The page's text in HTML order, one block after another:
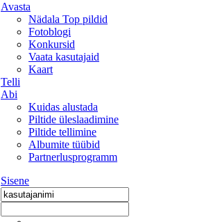
Avasta
Nädala Top pildid
Fotoblogi
Konkursid
Vaata kasutajaid
Kaart
Telli
Abi
Kuidas alustada
Piltide üleslaadimine
Piltide tellimine
Albumite tüübid
Partnerlusprogramm
Sisene